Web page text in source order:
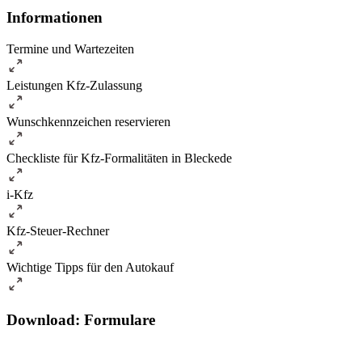
Informationen
Termine und Wartezeiten
Leistungen Kfz-Zulassung
Wunschkennzeichen reservieren
Checkliste für Kfz-Formalitäten in Bleckede
i-Kfz
Kfz-Steuer-Rechner
Wichtige Tipps für den Autokauf
Download: Formulare